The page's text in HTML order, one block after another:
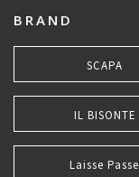
BRAND
SCAPA
IL BISONTE
Laisse Passe